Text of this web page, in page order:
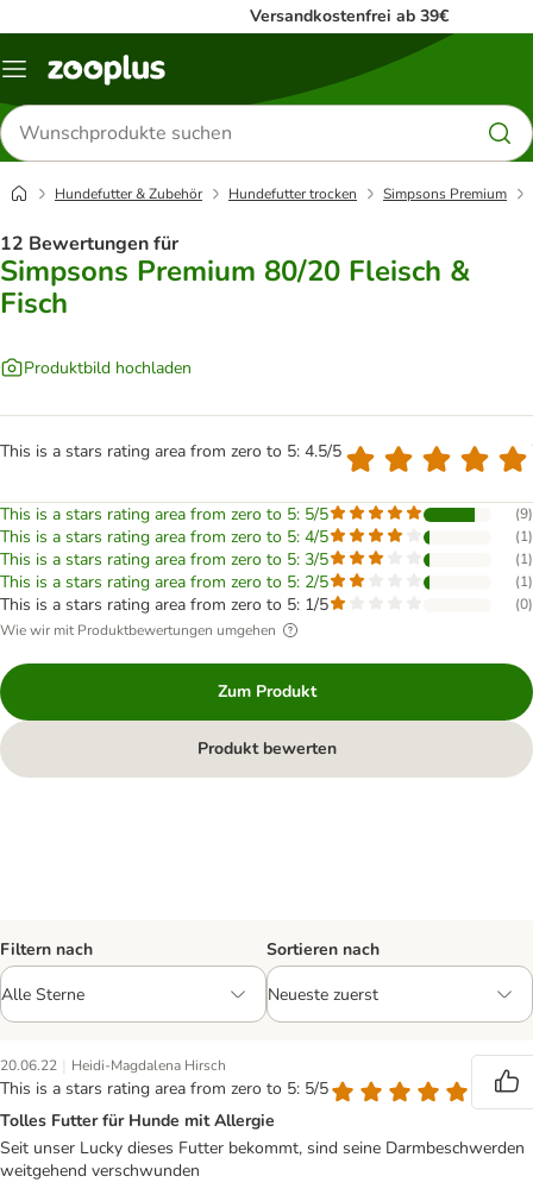
Versandkostenfrei ab 39€
Menü
Produkte
suchen
Hundefutter & Zubehör Hundefutter trocken Simpsons Premium
12 Bewertungen für
Simpsons Premium 80/20 Fleisch &
Fisch
Produktbild hochladen
This is a stars rating area from zero to 5: 4.5/5
This is a stars rating area from zero to 5: 5/5 (9)
This is a stars rating area from zero to 5: 4/5 (1)
This is a stars rating area from zero to 5: 3/5 (1)
This is a stars rating area from zero to 5: 2/5 (1)
This is a stars rating area from zero to 5: 1/5 (0)
Wie wir mit Produktbewertungen umgehen
Zum Produkt
Produkt bewerten
Filtern nach Sortieren nach
20.06.22 | Heidi-Magdalena Hirsch
This is a stars rating area from zero to 5: 5/5
Tolles Futter für Hunde mit Allergie
Seit unser Lucky dieses Futter bekommt, sind seine Darmbeschwerden
weitgehend verschwunden